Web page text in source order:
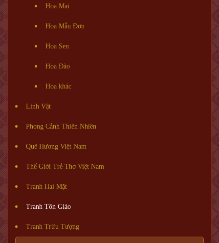
Hoa Mai
Hoa Mẫu Đơn
Hoa Sen
Hoa Đào
Hoa khác
Linh Vật
Phong Cảnh Thiên Nhiên
Quê Hương Việt Nam
Thế Giới Trẻ Thơ Việt Nam
Tranh Hai Mặt
Tranh Tôn Giáo
Tranh Trừu Tượng